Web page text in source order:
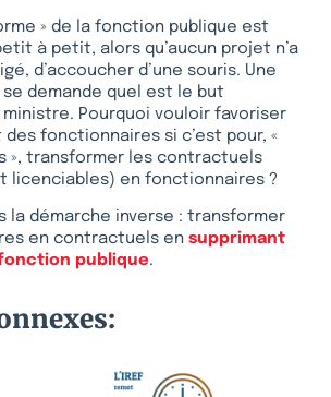
» de la fonction publique est
à petit, alors qu’aucun projet n’a
d’accoucher d’une souris. Une
demande quel est le but
ministre. Pourquoi vouloir favoriser
fonctionnaires si c’est pour, «
», transformer les contractuels
licenciables) en fonctionnaires ?
la démarche inverse : transformer
en contractuels en supprimant
publique.